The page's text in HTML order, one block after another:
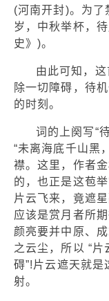
(河南开封)。为了
岁，中秋举杯，
史》)。
由此可知，
除一切障碍，待
的时刻。
词的上阕写“
“未离海底千山黑
襟。这里，作者
的，也正是这苞
片云飞来，竟遮
应该是赏月者所
颜亮要并中原、
之云尘，所以 “片
碍”!片云遮天就是
射。